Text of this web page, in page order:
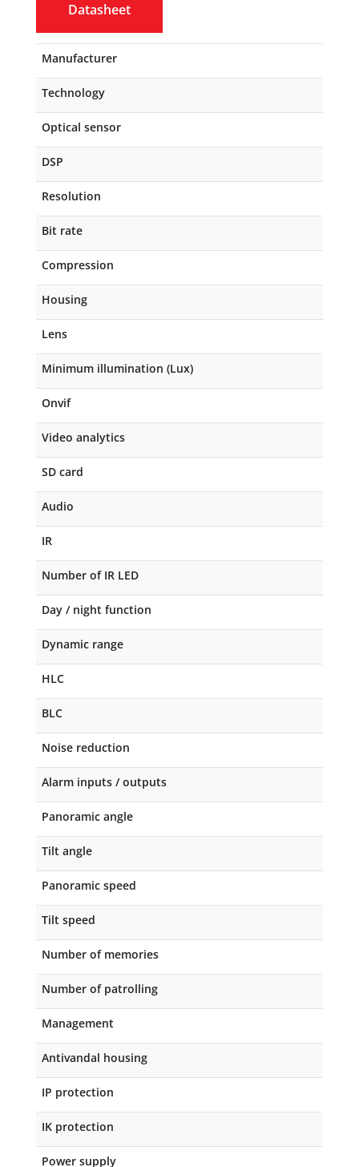
Datasheet
Manufacturer
Technology
Optical sensor
DSP
Resolution
Bit rate
Compression
Housing
Lens
Minimum illumination (Lux)
Onvif
Video analytics
SD card
Audio
IR
Number of IR LED
Day / night function
Dynamic range
HLC
BLC
Noise reduction
Alarm inputs / outputs
Panoramic angle
Tilt angle
Panoramic speed
Tilt speed
Number of memories
Number of patrolling
Management
Antivandal housing
IP protection
IK protection
Power supply